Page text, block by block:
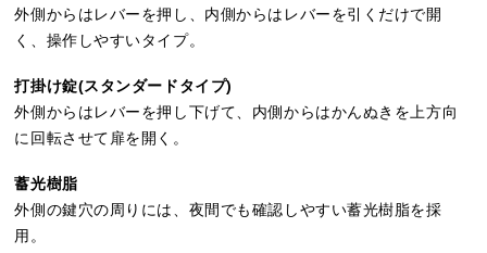
外側からはレバーを押し、内側からはレバーを引くだけで開
く、操作しやすいタイプ。
打掛け錠(スタンダードタイプ)
外側からはレバーを押し下げて、内側からはかんぬきを上方向
に回転させて扉を開く。
蓄光樹脂
外側の鍵穴の周りには、夜間でも確認しやすい蓄光樹脂を採
用。